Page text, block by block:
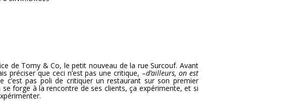
de Tomy & Co, le petit nouveau de la rue Surcouf. Avant
préciser que ceci n’est pas une critique, –d’ailleurs, on est
c’est pas poli de critiquer un restaurant sur son premier
se forge à la rencontre de ses clients, ça expérimente, et si